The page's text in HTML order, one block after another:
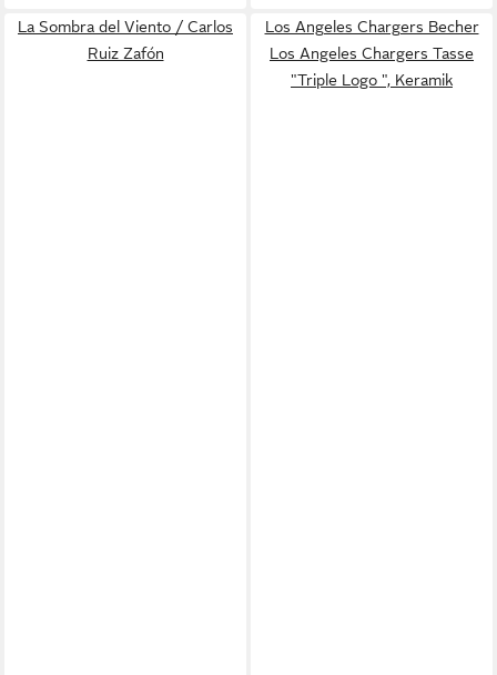
La Sombra del Viento / Carlos
Ruiz Zafón
Los Angeles Chargers Becher
Los Angeles Chargers Tasse
"Triple Logo ", Keramik